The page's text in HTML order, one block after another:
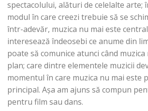
spectacolului, alături de celelalte arte;
modul în care creezi trebuie să se
într-adevăr, muzica nu mai este
interesează îndeosebi ce anume din
poate să comunice atunci când
plan; care dintre elementele muzicii
momentul în care muzica nu mai este
principal. Aşa am ajuns să compun
pentru film sau dans.